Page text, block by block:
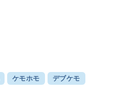
ケモホモ デブケモ